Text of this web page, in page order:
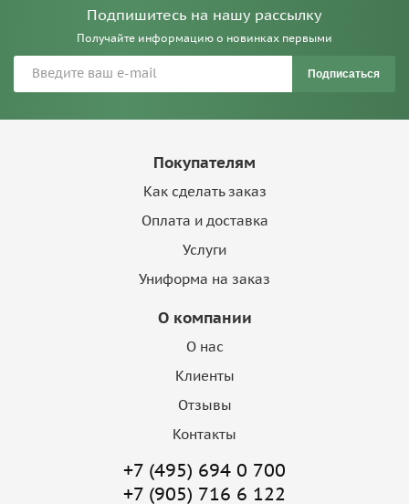
Подпишитесь на нашу рассылку
Получайте информацию о новинках первыми
Подписаться
Покупателям
Как сделать заказ
Оплата и доставка
Услуги
Униформа на заказ
О компании
О нас
Клиенты
Отзывы
Контакты
+7 (495) 694 0 700
+7 (905) 716 6 122